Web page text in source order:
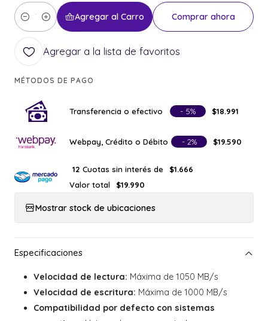
Cantidad
Agregar al Carro Comprar ahora
Agregar a la lista de favoritos
MÉTODOS DE PAGO
Transferencia o efectivo - 5% $18.991
Webpay, Crédito o Débito - 2% $19.590
12 Cuotas sin interés de
$1.666
Valor total
$19.990
Mostrar stock de ubicaciones
Velocidad de lectura: Máxima de 1050 MB/s
Velocidad de escritura: Máxima de 1000 MB/s
Compatibilidad por defecto con sistemas